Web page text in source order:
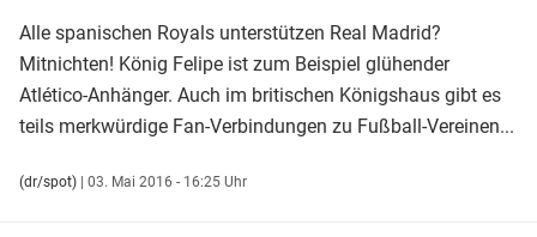
Alle spanischen Royals unterstützen Real Madrid?
Mitnichten! König Felipe ist zum Beispiel glühender
Atlético-Anhänger. Auch im britischen Königshaus gibt es
teils merkwürdige Fan-Verbindungen zu Fußball-Vereinen...
(dr/spot) | 03. Mai 2016 - 16:25 Uhr